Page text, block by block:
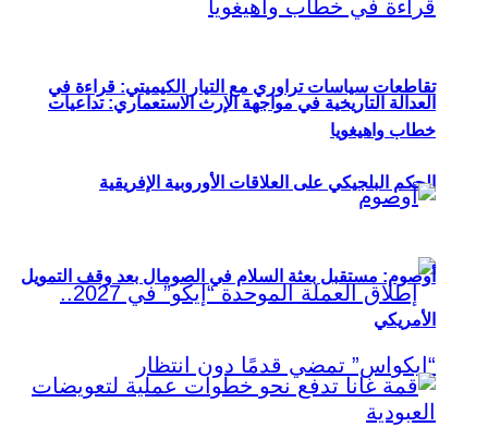
العدالة التاريخية في مواجهة الإرث الاستعماري: تداعيات
الحكم البلجيكي على العلاقات الأوروبية الإفريقية
تقاطعات سياسات تراوري مع التيار الكيميتي: قراءة في
خطاب واهيغويا
أوصوم: مستقبل بعثة السلام في الصومال بعد وقف التمويل
الأمريكي